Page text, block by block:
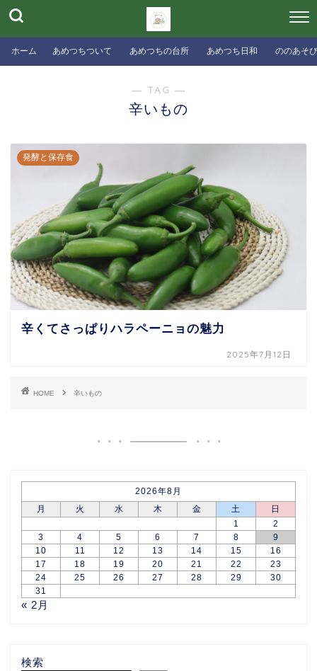
ホーム あめつちついて あめつちの台所 あめつち日和 ののあそ
― TAG ―
辛いもの
発酵と保存食
辛くてさっぱりハラペーニョの魅力
2025年7月12日
HOME 辛いもの
2026年8月
月
火 水 木 金 土
日
1
2
3
4 5 6 7 8
9
10
11 12 13 14 15
16
17
18 19 20 21 22
23
24
25 26 27 28 29
30
31
« 2月
検索